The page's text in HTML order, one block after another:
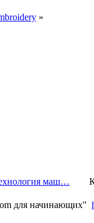
»
маш…
для начинающих"